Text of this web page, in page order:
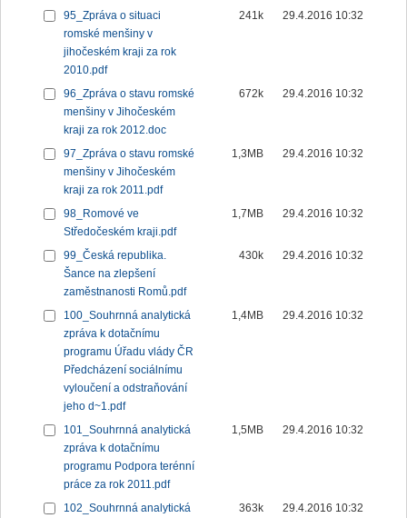
95_Zpráva o situaci
romské menšiny v
jihočeském kraji za rok
2010.pdf
241k 29.4.2016 10:32
96_Zpráva o stavu romské
menšiny v Jihočeském
kraji za rok 2012.doc
672k 29.4.2016 10:32
97_Zpráva o stavu romské
menšiny v Jihočeském
kraji za rok 2011.pdf
1,3MB 29.4.2016 10:32
98_Romové ve
Středočeském kraji.pdf
1,7MB 29.4.2016 10:32
99_Česká republika.
Šance na zlepšení
zaměstnanosti Romů.pdf
430k 29.4.2016 10:32
100_Souhrnná analytická
zpráva k dotačnímu
programu Úřadu vlády ČR
Předcházení sociálnímu
vyloučení a odstraňování
jeho d~1.pdf
1,4MB 29.4.2016 10:32
101_Souhrnná analytická
zpráva k dotačnímu
programu Podpora terénní
práce za rok 2011.pdf
1,5MB 29.4.2016 10:32
102_Souhrnná analytická
363k 29.4.2016 10:32